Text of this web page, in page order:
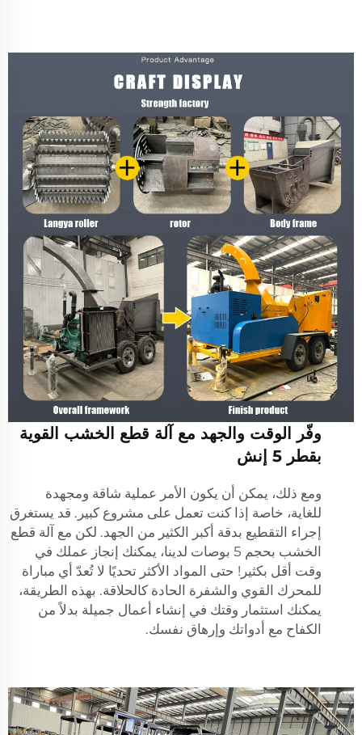
وفّر الوقت والجهد مع آلة قطع الخشب القوية
بقطر 5 إنش
ومع ذلك، يمكن أن يكون الأمر عملية شاقة ومجهدة
للغاية، خاصة إذا كنت تعمل على مشروع كبير. قد يستغرق
إجراء التقطيع بدقة أكبر الكثير من الجهد. لكن مع آلة قطع
الخشب بحجم 5 بوصات لدينا، يمكنك إنجاز عملك في
وقت أقل بكثير! حتى المواد الأكثر تحديًا لا تُعدّ أي مباراة
للمحرك القوي والشفرة الحادة كالحلاقة. بهذه الطريقة،
يمكنك استثمار وقتك في إنشاء أعمال جميلة بدلاً من
الكفاح مع أدواتك وإرهاق نفسك.